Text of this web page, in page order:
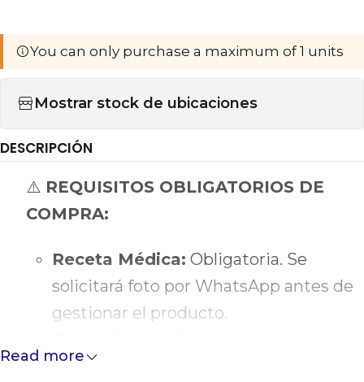
You can only purchase a maximum of 1 units
Mostrar stock de ubicaciones
DESCRIPCIÓN
⚠️ REQUISITOS OBLIGATORIOS DE
COMPRA:
Receta Médica: Obligatoria. Se
solicitará foto por WhatsApp antes de
gestionar el producto.
Requiere cadena de frío estricta.
Read more